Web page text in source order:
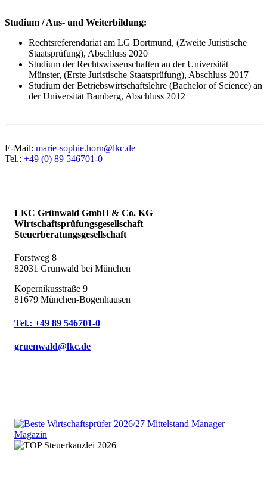
Studium / Aus- und Weiterbildung:
Rechtsreferendariat am LG Dortmund, (Zweite Juristische
Staatsprüfung), Abschluss 2020
Studium der Rechtswissenschaften an der Universität
Münster, (Erste Juristische Staatsprüfung), Abschluss 2017
Studium der Betriebswirtschaftslehre (Bachelor of Science) an
der Universität Bamberg, Abschluss 2012
E-Mail: marie-sophie.horn@lkc.de
Tel.: +49 (0) 89 546701-0
LKC Grünwald GmbH & Co. KG
Wirtschaftsprüfungsgesellschaft
Steuerberatungsgesellschaft
Forstweg 8
82031 Grünwald bei München
Kopernikusstraße 9
81679 München-Bogenhausen
Tel.: +49 89 546701-0
gruenwald@lkc.de